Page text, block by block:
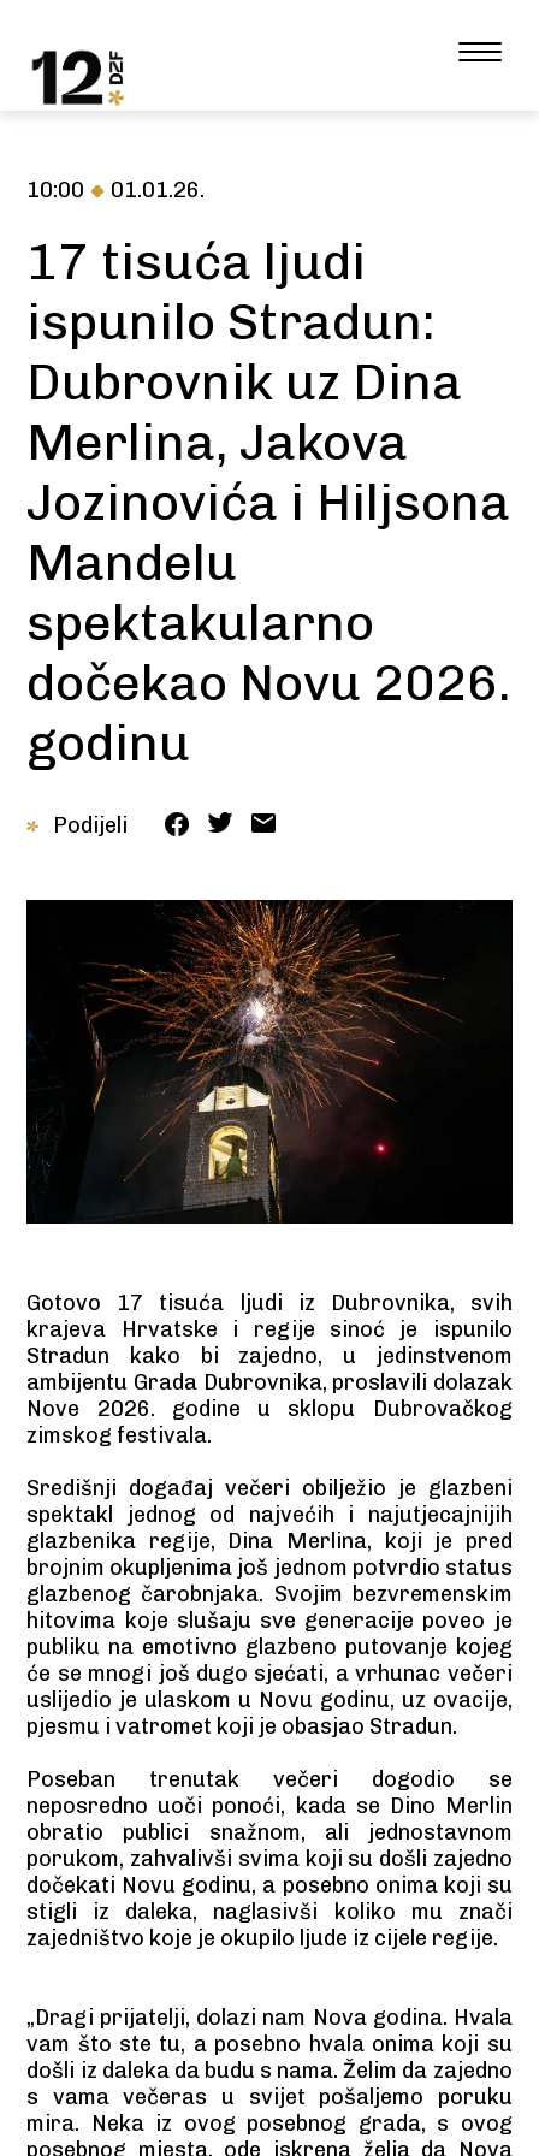
10:00 01.01.26.
17 tisuća ljudi
ispunilo Stradun:
Dubrovnik uz Dina
Merlina, Jakova
Jozinovića i Hiljsona
Mandelu
spektakularno
dočekao Novu 2026.
godinu
Podijeli
Gotovo 17 tisuća ljudi iz Dubrovnika, svih
krajeva Hrvatske i regije sinoć je ispunilo
Stradun kako bi zajedno, u jedinstvenom
ambijentu Grada Dubrovnika, proslavili dolazak
Nove 2026. godine u sklopu Dubrovačkog
zimskog festivala.
Središnji događaj večeri obilježio je glazbeni
spektakl jednog od najvećih i najutjecajnijih
glazbenika regije, Dina Merlina, koji je pred
brojnim okupljenima još jednom potvrdio status
glazbenog čarobnjaka. Svojim bezvremenskim
hitovima koje slušaju sve generacije poveo je
publiku na emotivno glazbeno putovanje kojeg
će se mnogi još dugo sjećati, a vrhunac večeri
uslijedio je ulaskom u Novu godinu, uz ovacije,
pjesmu i vatromet koji je obasjao Stradun.
Poseban trenutak večeri dogodio se
neposredno uoči ponoći, kada se Dino Merlin
obratio publici snažnom, ali jednostavnom
porukom, zahvalivši svima koji su došli zajedno
dočekati Novu godinu, a posebno onima koji su
stigli iz daleka, naglasivši koliko mu znači
zajedništvo koje je okupilo ljude iz cijele regije.
„Dragi prijatelji, dolazi nam Nova godina. Hvala
vam što ste tu, a posebno hvala onima koji su
došli iz daleka da budu s nama. Želim da zajedno
s vama večeras u svijet pošaljemo poruku
mira. Neka iz ovog posebnog grada, s ovog
posebnog mjesta, ode iskrena želja da Nova